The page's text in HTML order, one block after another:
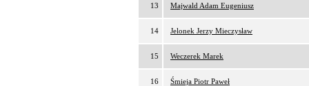
13 Majwald Adam Eugeniusz
14 Jelonek Jerzy Mieczysław
15 Weczerek Marek
16 Śmieja Piotr Paweł